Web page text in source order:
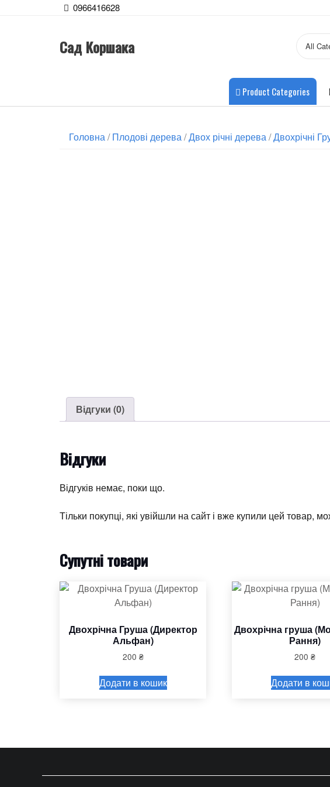
0966416628
Сад Коршака
Product Categories
Головна/Плодові дерева/Двох річні дерева/Двохрічні
Відгуки (0)
Відгуки
Відгуків немає, поки що.
Тільки покупці, які увійшли на сайт і вже купили цей товар,
Супутні товари
Двохрічна Груша (Директор
Альфан)
200 ₴
Додати в кошик
Двохрічна груша
Рання)
200₴
Додати в